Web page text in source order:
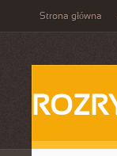
Strona główna